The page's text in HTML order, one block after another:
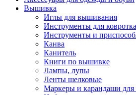
Вышивка
Иглы для вышивания
Инструменты для
Инструменты и
Канва
Канитель
Книги по вышивке
Лампы, лупы
Ленты шелковые
Маркеры и карандаши для